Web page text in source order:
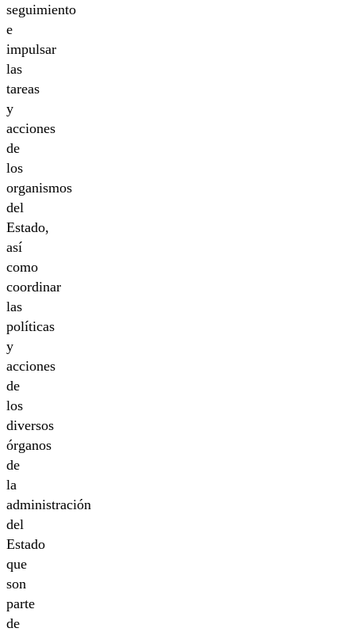
seguimiento
e
impulsar
las
tareas
y
acciones
de
los
organismos
del
Estado,
así
como
coordinar
las
políticas
y
acciones
de
los
diversos
órganos
de
la
administración
del
Estado
que
son
parte
de